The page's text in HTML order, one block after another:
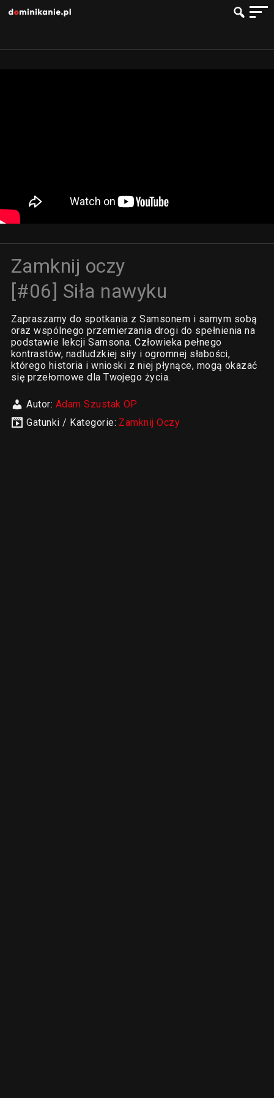
Zamknij oczy
[#06] Siła nawyku
Zapraszamy do spotkania z Samsonem i samym sobą
oraz wspólnego przemierzania drogi do spełnienia na
podstawie lekcji Samsona. Człowieka pełnego
kontrastów, nadludzkiej siły i ogromnej słabości,
którego historia i wnioski z niej płynące, mogą okazać
się przełomowe dla Twojego życia.
Autor: Adam Szustak OP
Gatunki / Kategorie: Zamknij Oczy